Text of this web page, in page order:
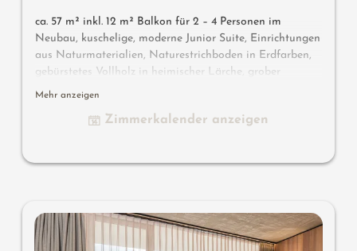
ca. 57 m² inkl. 12 m² Balkon für 2 – 4 Personen im
Neubau, kuschelige, moderne Junior Suite, Einrichtungen
aus Naturmaterialien, Naturestrichboden in Erdfarben,
gebürstetes Vollholz in heimischer Lärche, grober
Spritzputz an der Decke für angenehme Raumakustik,
Stehlampe mit Schlafcouch (französisches Maß) und
Designermöbel auf dem Balkon: 2 Sonnenliegen, ein
Beistelltischchen, ein Stuhl und ein Schaukelstuhl
Mehr anzeigen
Zimmerkalender anzeigen